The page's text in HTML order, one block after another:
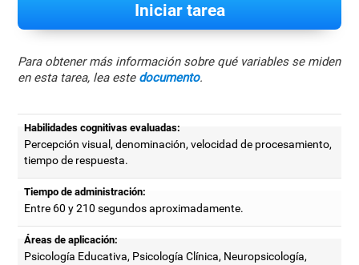
Iniciar tarea
Para obtener más información sobre qué variables se miden
en esta tarea, lea este documento.
Habilidades cognitivas evaluadas:
Percepción visual, denominación, velocidad de procesamiento,
tiempo de respuesta.
Tiempo de administración:
Entre 60 y 210 segundos aproximadamente.
Áreas de aplicación:
Psicología Educativa, Psicología Clínica, Neuropsicología,